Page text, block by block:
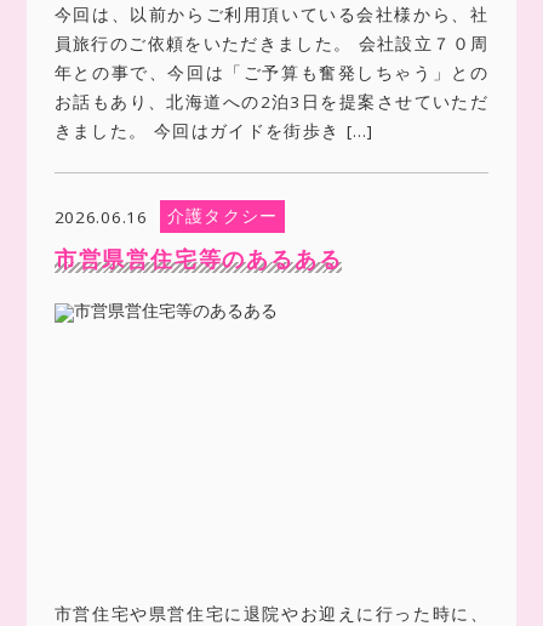
今回は、以前からご利用頂いている会社様から、社
員旅行のご依頼をいただきました。 会社設立７０周
年との事で、今回は「ご予算も奮発しちゃう」との
お話もあり、北海道への2泊3日を提案させていただ
きました。 今回はガイドを街歩き […]
2026.06.16 介護タクシー
市営県営住宅等のあるある
市営住宅や県営住宅に退院やお迎えに行った時に、